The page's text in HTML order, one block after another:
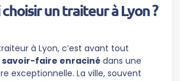
un traiteur à Lyon ?
à Lyon, c’est avant tout
savoir-faire enraciné dans une
exceptionnelle. La ville, souvent